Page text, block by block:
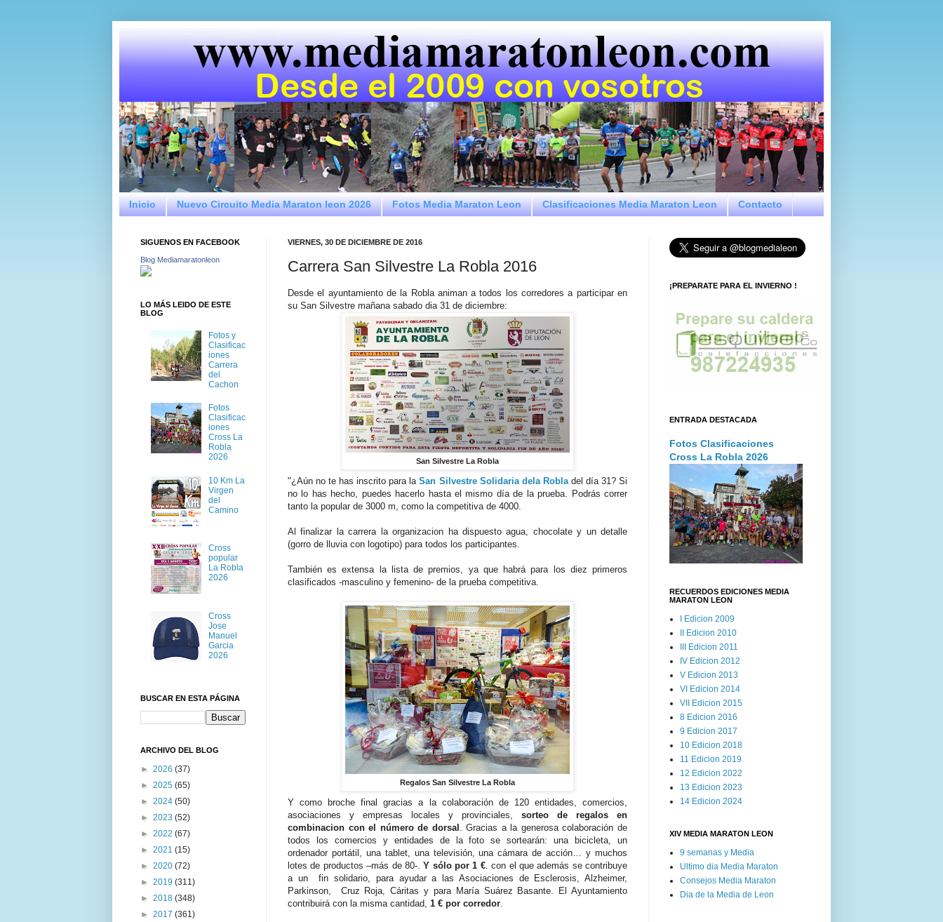
Inicio Nuevo Circuito Media Maraton leon 2026 Fotos Media Maraton Leon Clasificaciones Media Maraton Leon Contacto
VIERNES, 30 DE DICIEMBRE DE 2016
Carrera San Silvestre La Robla 2016
Desde el ayuntamiento de la Robla animan a todos los corredores a participar en
su San Silvestre mañana sabado dia 31 de diciembre:
San Silvestre La Robla
"¿Aún no te has inscrito para laSan Silvestre Solidaria dela Robladel día 31? Si
no lo has hecho, puedes hacerlo hasta el mismo día de la prueba. Podrás correr
tanto la popular de 3000 m, como la competitiva de 4000.
Al finalizar la carrera la organizacion ha dispuesto agua, chocolate y un detalle
(gorro de lluvia con logotipo) para todos los participantes.
También es extensa la lista de premios, ya que habrá para los diez primeros
clasificados -masculino y femenino- de la prueba competitiva.
Regalos San Silvestre La Robla
Y como broche final gracias a la colaboración de 120 entidades, comercios,
asociaciones y empresas locales y provinciales, sorteo de regalos en
combinacion con el número de dorsal . Gracias a la generosa colaboración de
todos los comercios y entidades de la foto se sortearán: una bicicleta, un
ordenador portátil, una tablet, una televisión, una cámara de acción… y muchos
lotes de productos –más de 80-.Y sólo por 1 €. con el que además se contribuye
a un fin solidario, para ayudar a las Asociaciones de Esclerosis, Alzheimer,
Parkinson, Cruz Roja, Cáritas y para María Suárez Basante. El Ayuntamiento
contribuirá con la misma cantidad, 1 € por corredor
SIGUENOS EN FACEBOOK
Blog Mediamaratonleon
LO MÁS LEIDO DE ESTE
BLOG
Fotos y
Clasificac
iones
Carrera
del
Cachon
Fotos
Clasificac
iones
Cross La
Robla
2026
10 Km La
Virgen
del
Camino
Cross
popular
La Robla
2026
Cross
Jose
Manuel
Garcia
2026
BUSCAR EN ESTA PÁGINA
ARCHIVO DEL BLOG
► 2026 (37)
► 2025 (65)
► 2024 (50)
► 2023 (52)
► 2022 (67)
► 2021 (15)
► 2020 (72)
► 2019 (311)
► 2018 (348)
► 2017 (361)
¡PREPARATE PARA EL INVIERNO !
ENTRADA DESTACADA
Fotos Clasificaciones
Cross La Robla 2026
RECUERDOS EDICIONES MEDIA
MARATON LEON
I Edicion 2009
II Edicion 2010
III Edicion 2011
IV Edicion 2012
V Edicion 2013
VI Edicion 2014
VII Edicion 2015
8 Edicion 2016
9 Edicion 2017
10 Edicion 2018
11 Edicion 2019
12 Edicion 2022
13 Edicion 2023
14 Edicion 2024
XIV MEDIA MARATON LEON
9 semanas y Media
Ultimo dia Media Maraton
Consejos Media Maraton
Dia de la Media de Leon